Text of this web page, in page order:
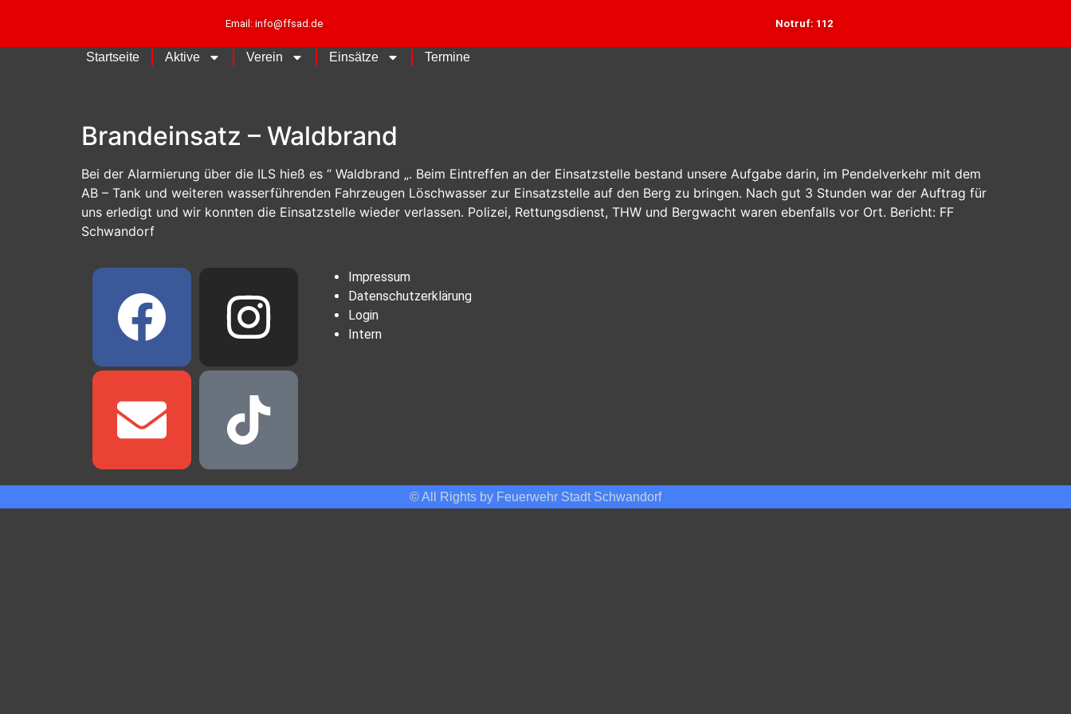
Email: info@ffsad.de Notruf: 112
Startseite Aktive Verein Einsätze Termine
Brandeinsatz – Waldbrand
Bei der Alarmierung über die ILS hieß es “ Waldbrand „. Beim Eintreffen an der Einsatzstelle bestand unsere Aufgabe darin, im Pendelverkehr mit dem
AB – Tank und weiteren wasserführenden Fahrzeugen Löschwasser zur Einsatzstelle auf den Berg zu bringen. Nach gut 3 Stunden war der Auftrag für
uns erledigt und wir konnten die Einsatzstelle wieder verlassen. Polizei, Rettungsdienst, THW und Bergwacht waren ebenfalls vor Ort. Bericht: FF
Schwandorf
Impressum
Datenschutzerklärung
Login
Intern
© All Rights by Feuerwehr Stadt Schwandorf